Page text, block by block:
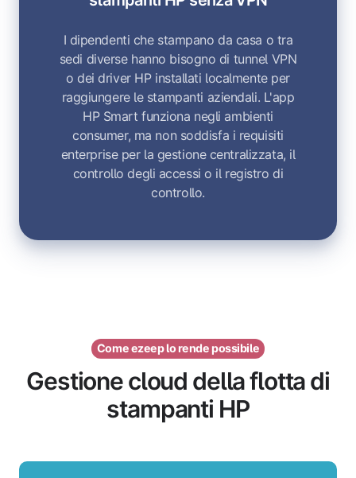
I dipendenti che stampano da casa o tra
sedi diverse hanno bisogno di tunnel VPN
o dei driver HP installati localmente per
raggiungere le stampanti aziendali. L'app
HP Smart funziona negli ambienti
consumer, ma non soddisfa i requisiti
enterprise per la gestione centralizzata, il
controllo degli accessi o il registro di
controllo.
Come ezeep lo rende possibile
Gestione cloud della flotta di
stampanti HP